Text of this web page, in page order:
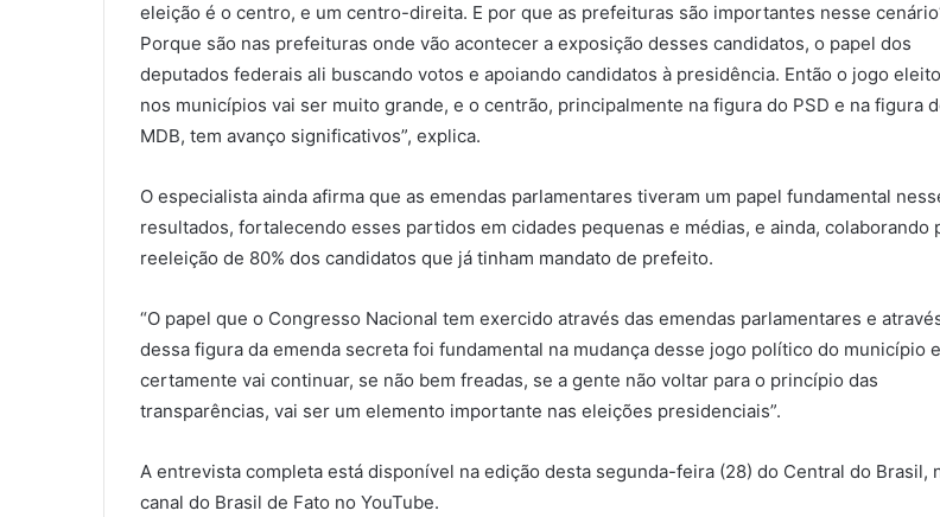
eleição é o centro, e um centro-direita. E por que as prefeituras são importantes nesse
Porque são nas prefeituras onde vão acontecer a exposição desses candidatos, o papel dos
deputados federais ali buscando votos e apoiando candidatos à presidência. Então o jogo
nos municípios vai ser muito grande, e o centrão, principalmente na figura do PSD e na figura
MDB, tem avanço significativos”, explica.
O especialista ainda afirma que as emendas parlamentares tiveram um papel fundamental
resultados, fortalecendo esses partidos em cidades pequenas e médias, e ainda, colaborando
reeleição de 80% dos candidatos que já tinham mandato de prefeito.
“O papel que o Congresso Nacional tem exercido através das emendas parlamentares e
dessa figura da emenda secreta foi fundamental na mudança desse jogo político do município e
certamente vai continuar, se não bem freadas, se a gente não voltar para o princípio das
transparências, vai ser um elemento importante nas eleições presidenciais”.
A entrevista completa está disponível na edição desta segunda-feira (28) do Central do Brasil,
canal do Brasil de Fato no YouTube.